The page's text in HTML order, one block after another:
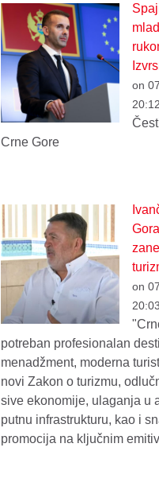
on
20:12
Crne Gore
on
20:03
potreban profesionalan
menadžment, moderna
novi Zakon o turizmu,
sive ekonomije, ulaganja u
putnu infrastrukturu, kao i
promocija na ključnim